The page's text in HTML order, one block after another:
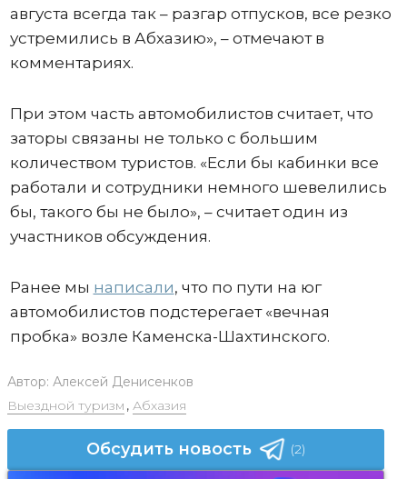
августа всегда так – разгар отпусков, все резко
устремились в Абхазию», – отмечают в
комментариях.
При этом часть автомобилистов считает, что
заторы связаны не только с большим
количеством туристов. «Если бы кабинки все
работали и сотрудники немного шевелились
бы, такого бы не было», – считает один из
участников обсуждения.
Ранее мы написали, что по пути на юг
автомобилистов подстерегает «вечная
пробка» возле Каменска-Шахтинского.
Автор: Алексей Денисенков
Выездной туризм , Абхазия
Обсудить новость (2)